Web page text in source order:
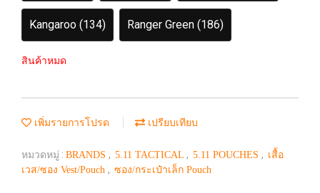
Kangaroo (134) Ranger Green (186)
สินค้าหมด
เพิ่มรายการโปรด เปรียบเทียบ
หมวดหมู่ : BRANDS , 5.11 TACTICAL , 5.11 POUCHES , เสื้อ
เวส/ซอง Vest/Pouch , ซอง/กระเป๋าเล็ก Pouch